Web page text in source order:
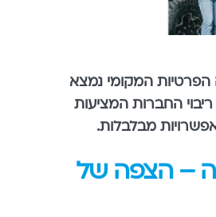
המקומי נמצא
החברות המציעות
מבלבלות.
– הצפה של